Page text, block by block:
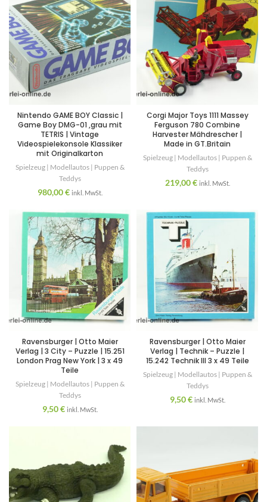
Nintendo GAME BOY Classic |
Game Boy DMG-01 ,grau mit
TETRIS | Vintage
Videospielekonsole Klassiker
mit Originalkarton
Spielzeug | Modellautos | Puppen &
Teddys
980,00€ inkl. MwSt.
Corgi Major Toys 1111 Massey
Ferguson 780 Combine
Harvester Mähdrescher |
Made in GT.Britain
Spielzeug | Modellautos | Puppen &
Teddys
219,00€ inkl. MwSt.
Ravensburger | Otto Maier
Verlag | 3 City – Puzzle | 15.251
London Prag New York | 3 x 49
Teile
Spielzeug | Modellautos | Puppen &
Teddys
9,50€ inkl. MwSt.
Ravensburger | Otto Maier
Verlag | Technik – Puzzle |
15.242 Technik III 3 x 49 Teile
Spielzeug | Modellautos | Puppen &
Teddys
9,50€ inkl. MwSt.